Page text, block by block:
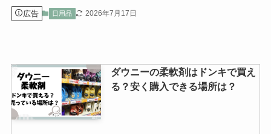
広告 日用品 2026年7月17日
ダウニーの柔軟剤はドンキで買え
る？安く購入できる場所は？